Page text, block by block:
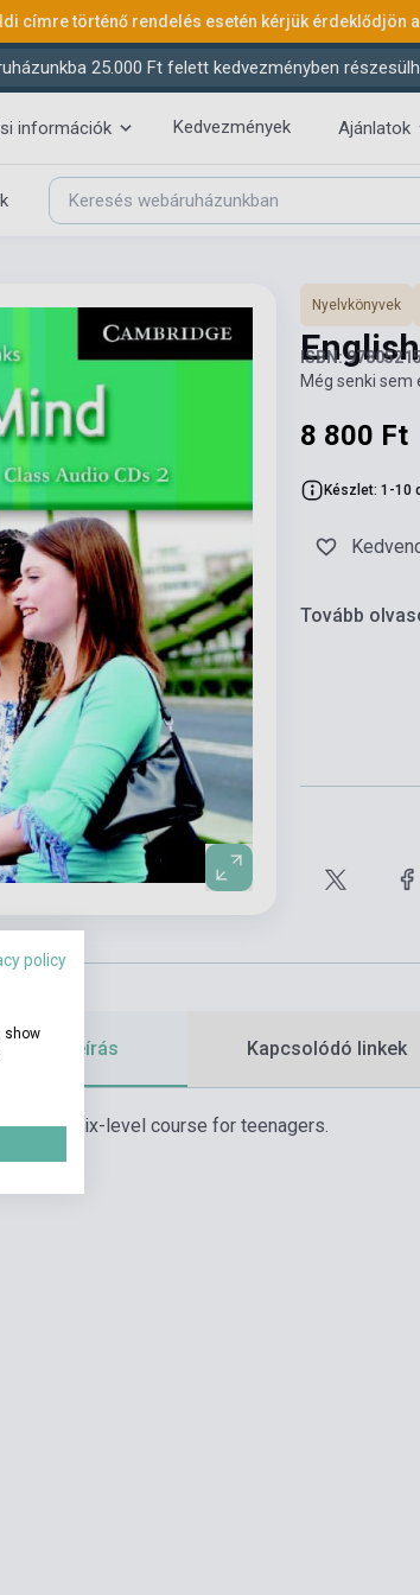
címre történő rendelés esetén kérjük érdeklődjön
25.000 Ft felett kedvezményben
információk Kedvezmények Ajánlatok
Nyelvkönyvek
ISBN:
Még senki sem
8 800 Ft
Készlet: 1-10
Tovább
leírás Kapcsolódó linkek
is a six-level course for teenagers.
policy
show